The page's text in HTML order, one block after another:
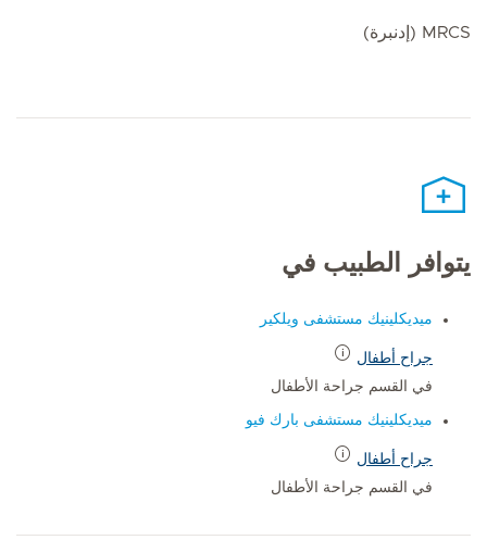
MRCS (إدنبرة)
يتوافر الطبيب في
ميديكلينيك مستشفى ويلكير
جراح أطفال
في القسم جراحة الأطفال
ميديكلينيك مستشفى بارك فيو
جراح أطفال
في القسم جراحة الأطفال